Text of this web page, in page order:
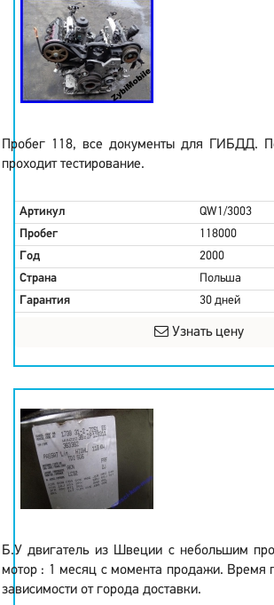
Пробег 118, все документы для ГИБДД.
проходит тестирование.
Артикул
QW1/3003
Пробег
118000
Год
2000
Страна
Польша
Гарантия
30 дней
Узнать цену
Б.У двигатель из Швеции с небольшим
мотор : 1 месяц с момента продажи. Время
зависимости от города доставки.